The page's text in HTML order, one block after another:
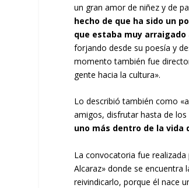
un gran amor de niñez y de
hecho de que ha sido un
que estaba muy
forjando desde su poesía y
momento también fue
gente hacia la cultura».
Lo describió también como
amigos, disfrutar hasta de
uno más dentro de la vida
La convocatoria fue
Alcaraz» donde se encuentra
reivindicarlo, porque él nace